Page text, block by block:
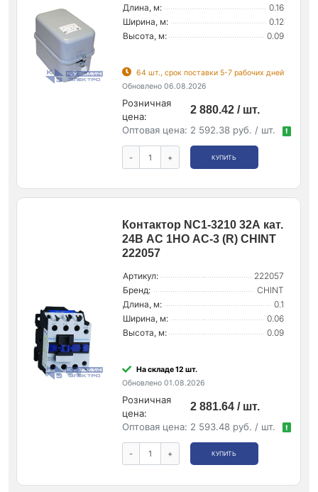
Длина, м:
0.16
Ширина, м:
0.12
Высота, м:
0.09
64 шт., срок поставки 5-7 рабочих дней
Обновлено 06.08.2026
Розничная
цена:
2 880.42 / шт.
Оптовая цена: 2 592.38 руб. / шт. !
- + КУПИТЬ
Контактор NC1-3210 32А кат.
24В AC 1НО AC-3 (R) CHINT
222057
Артикул:
222057
Бренд:
CHINT
Длина, м:
0.1
Ширина, м:
0.06
Высота, м:
0.09
На складе 12 шт.
Обновлено 01.08.2026
Розничная
цена:
2 881.64 / шт.
Оптовая цена: 2 593.48 руб. / шт. !
- + КУПИТЬ